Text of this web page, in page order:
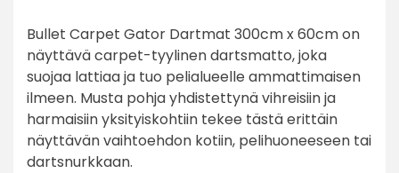
Bullet Carpet Gator Dartmat 300cm x 60cm on
näyttävä carpet-tyylinen dartsmatto, joka
suojaa lattiaa ja tuo pelialueelle ammattimaisen
ilmeen. Musta pohja yhdistettynä vihreisiin ja
harmaisiin yksityiskohtiin tekee tästä erittäin
näyttävän vaihtoehdon kotiin, pelihuoneeseen tai
dartsnurkkaan.